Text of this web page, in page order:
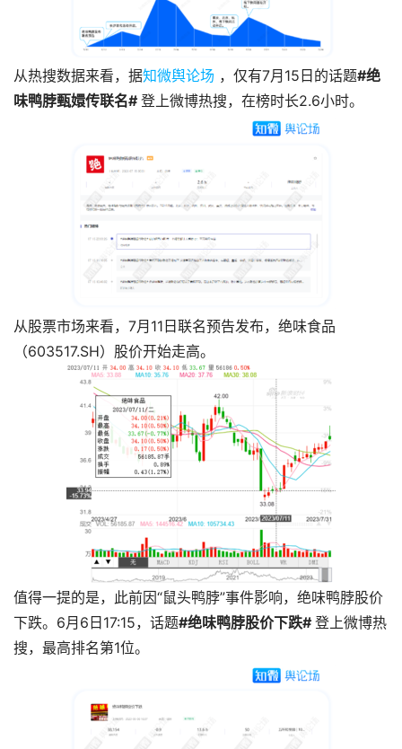
从热搜数据来看，据知微舆论场 ，仅有7月15日的话题#绝
味鸭脖甄嬛传联名# 登上微博热搜，在榜时长2.6小时。
从股票市场来看，7月11日联名预告发布，绝味食品
（603517.SH）股价开始走高。
值得一提的是，此前因“鼠头鸭脖”事件影响，绝味鸭脖股价
下跌。6月6日17:15，话题#绝味鸭脖股价下跌# 登上微博热
搜，最高排名第1位。